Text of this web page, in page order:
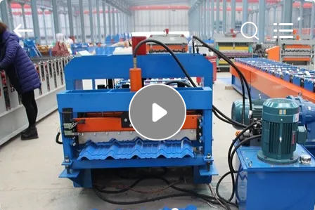
বাড়ি
পণ্য
আমাদের
সম্বন্ধে
Cangzhou
Famous
International
Trading
Co.,
Ltd.
All
Rights
Reserved.